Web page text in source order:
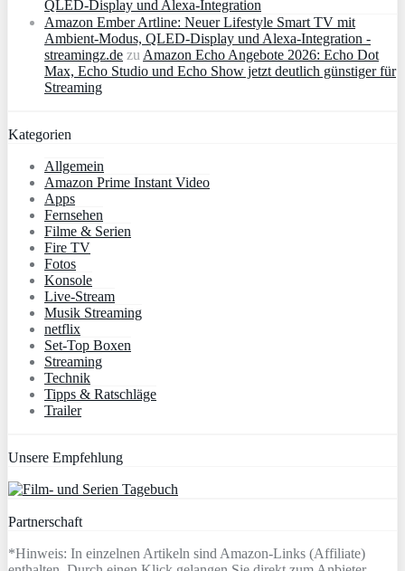
QLED‑Display und Alexa‑Integration
Amazon Ember Artline: Neuer Lifestyle Smart TV mit
Ambient‑Modus, QLED‑Display und Alexa‑Integration -
streamingz.de zuAmazon Echo Angebote 2026: Echo Dot
Max, Echo Studio und Echo Show jetzt deutlich günstiger für
Streaming
Kategorien
Allgemein
Amazon Prime Instant Video
Apps
Fernsehen
Filme & Serien
Fire TV
Fotos
Konsole
Live-Stream
Musik Streaming
netflix
Set-Top Boxen
Streaming
Technik
Tipps & Ratschläge
Trailer
Unsere Empfehlung
Partnerschaft
*Hinweis: In einzelnen Artikeln sind Amazon-Links (Affiliate)